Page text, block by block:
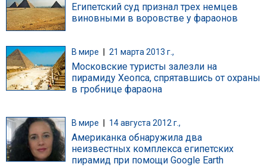
Египетский суд признал трех немцев
виновными в воровстве у фараонов
В мире 21 марта 2013 г.,
Московские туристы залезли на
пирамиду Хеопса, спрятавшись от охраны
в гробнице фараона
В мире 14 августа 2012 г.,
Американка обнаружила два
неизвестных комплекса египетских
пирамид при помощи Google Earth